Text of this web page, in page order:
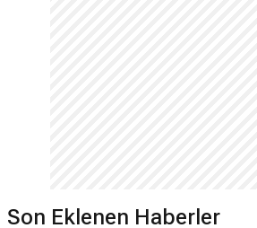
Son Eklenen Haberler